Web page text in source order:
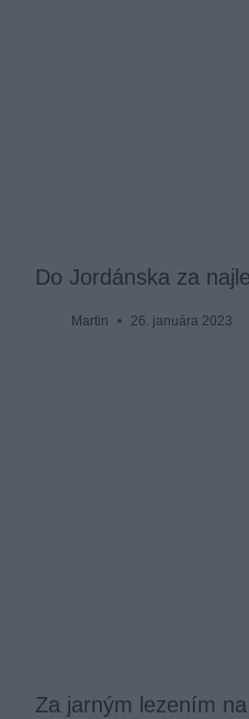
Do Jordánska za
Martin 26. januára 2023
Za jarným lezením